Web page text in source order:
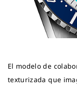
El modelo de
texturizada que